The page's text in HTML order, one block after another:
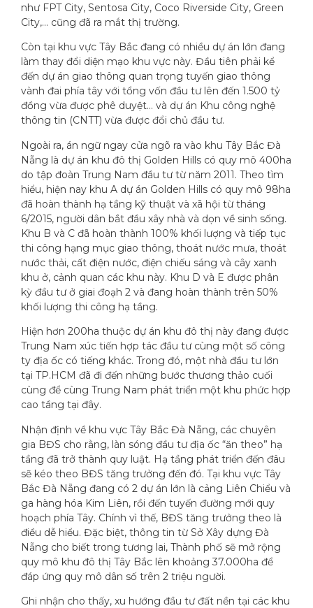
như FPT City, Sentosa City, Coco Riverside City, Green
City,… cũng đã ra mắt thị trường.
Còn tại khu vực Tây Bắc đang có nhiều dự án lớn đang
làm thay đổi diện mạo khu vực này. Đầu tiên phải kể
đến dự án giao thông quan trọng tuyến giao thông
vành đai phía tây với tổng vốn đầu tư lên đến 1.500 tỷ
đồng vừa được phê duyệt… và dự án Khu công nghệ
thông tin (CNTT) vừa được đổi chủ đầu tư.
Ngoài ra, án ngữ ngay cửa ngõ ra vào khu Tây Bắc Đà
Nẵng là dự án khu đô thị Golden Hills có quy mô 400ha
do tập đoàn Trung Nam đầu tư từ năm 2011. Theo tìm
hiểu, hiện nay khu A dự án Golden Hills có quy mô 98ha
đã hoàn thành hạ tầng kỹ thuật và xã hội từ tháng
6/2015, người dân bắt đầu xây nhà và dọn về sinh sống.
Khu B và C đã hoàn thành 100% khối lượng và tiếp tục
thi công hạng mục giao thông, thoát nước mưa, thoát
nước thải, cất điện nước, điện chiếu sáng và cây xanh
khu ở, cảnh quan các khu này. Khu D và E được phân
kỳ đầu tư ở giai đoạh 2 và đang hoàn thành trên 50%
khối lượng thi công hạ tầng.
Hiện hơn 200ha thuộc dự án khu đô thị này đang được
Trung Nam xúc tiến hợp tác đầu tư cùng một số công
ty địa ốc có tiếng khác. Trong đó, một nhà đầu tư lớn
tại TP.HCM đã đi đến những bước thương thảo cuối
cùng để cùng Trung Nam phát triển một khu phức hợp
cao tầng tại đây.
Nhận định về khu vực Tây Bắc Đà Nẵng, các chuyên
gia BĐS cho rằng, làn sóng đầu tư địa ốc “ăn theo” hạ
tầng đã trở thành quy luật. Hạ tầng phát triển đến đâu
sẽ kéo theo BĐS tăng trưởng đến đó. Tại khu vực Tây
Bắc Đà Nẵng đang có 2 dự án lớn là cảng Liên Chiểu và
ga hàng hóa Kim Liên, rồi đến tuyến đường mới quy
hoạch phía Tây. Chính vì thế, BĐS tăng trưởng theo là
điều dễ hiểu. Đặc biệt, thông tin từ Sở Xây dựng Đà
Nẵng cho biết trong tương lai, Thành phố sẽ mở rộng
quy mô khu đô thị Tây Bắc lên khoảng 37.000ha để
đáp ứng quy mô dân số trên 2 triệu người.
Ghi nhận cho thấy, xu hướng đầu tư đất nền tại các khu